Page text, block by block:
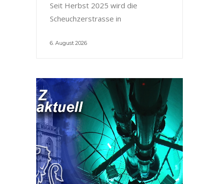
Seit Herbst 2025 wird die
Scheuchzerstrasse in
6. August 2026